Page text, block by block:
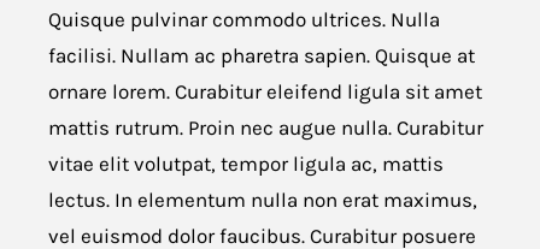
Quisque pulvinar commodo ultrices. Nulla
facilisi. Nullam ac pharetra sapien. Quisque at
ornare lorem. Curabitur eleifend ligula sit amet
mattis rutrum. Proin nec augue nulla. Curabitur
vitae elit volutpat, tempor ligula ac, mattis
lectus. In elementum nulla non erat maximus,
vel euismod dolor faucibus. Curabitur posuere